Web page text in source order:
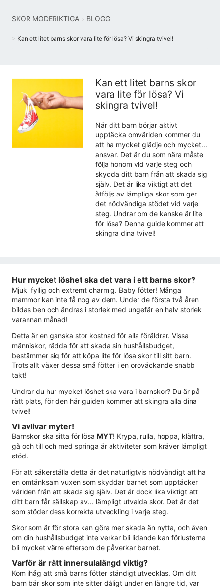
SKOR MODERIKTIGA BLOGG
Kan ett litet barns skor vara lite för lösa? Vi skingra tvivel!
Kan ett litet barns skor
vara lite för lösa? Vi
skingra tvivel!
När ditt barn börjar aktivt
upptäcka omvärlden kommer du
att ha mycket glädje och mycket...
ansvar. Det är du som nära måste
följa honom vid varje steg och
skydda ditt barn från att skada sig
själv. Det är lika viktigt att det
åtföljs av lämpliga skor som ger
det nödvändiga stödet vid varje
steg. Undrar om de kanske är lite
för lösa? Denna guide kommer att
skingra dina tvivel!
Hur mycket löshet ska det vara i ett barns skor?
Mjuk, fyllig och extremt charmig. Baby fötter! Många
mammor kan inte få nog av dem. Under de första två åren
bildas ben och ändras i storlek med ungefär en halv storlek
varannan månad!
Detta är en ganska stor kostnad för alla föräldrar. Vissa
människor, rädda för att skada sin hushållsbudget,
bestämmer sig för att köpa lite för lösa skor till sitt barn.
Trots allt växer dessa små fötter i en oroväckande snabb
takt!
Undrar du hur mycket löshet ska vara i barnskor? Du är på
rätt plats, för den här guiden kommer att skingra alla dina
tvivel!
Vi avlivar myter!
Barnskor ska sitta för lösa MYT! Krypa, rulla, hoppa, klättra,
gå och till och med springa är aktiviteter som kräver lämpligt
stöd.
För att säkerställa detta är det naturligtvis nödvändigt att ha
en omtänksam vuxen som skyddar barnet som upptäcker
världen från att skada sig själv. Det är dock lika viktigt att
ditt barn får sällskap av... lämpligt utvalda skor. Det är det
som stöder dess korrekta utveckling i varje steg.
Skor som är för stora kan göra mer skada än nytta, och även
om din hushållsbudget inte verkar bli lidande kan förlusterna
bli mycket värre eftersom de påverkar barnet.
Varför är rätt innersulalängd viktig?
Kom ihåg att små barns fötter ständigt utvecklas. Om ditt
barn bär skor som inte sitter dåligt under en längre tid, var